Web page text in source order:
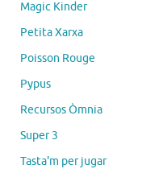
Magic Kinder
Petita Xarxa
Poisson Rouge
Pypus
Recursos Òmnia
Super 3
Tasta'm per jugar